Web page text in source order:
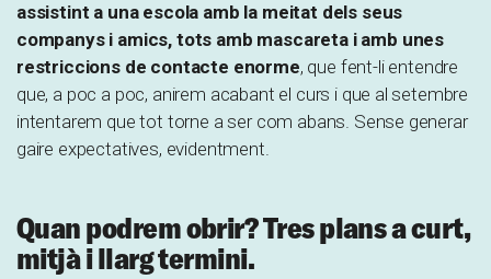
assistint a una escola amb la meitat dels seus
companys i amics, tots amb mascareta i amb unes
restriccions de contacte enorme, que fent-li entendre
que, a poc a poc, anirem acabant el curs i que al setembre
intentarem que tot torne a ser com abans. Sense generar
gaire expectatives, evidentment.
Quan podrem obrir? Tres plans a curt,
mitjà i llarg termini.